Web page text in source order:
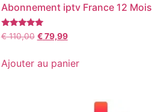
Abonnement iptv France 12 Mois
Note
5.00
€110,00 €79,99
Ajouter au panier